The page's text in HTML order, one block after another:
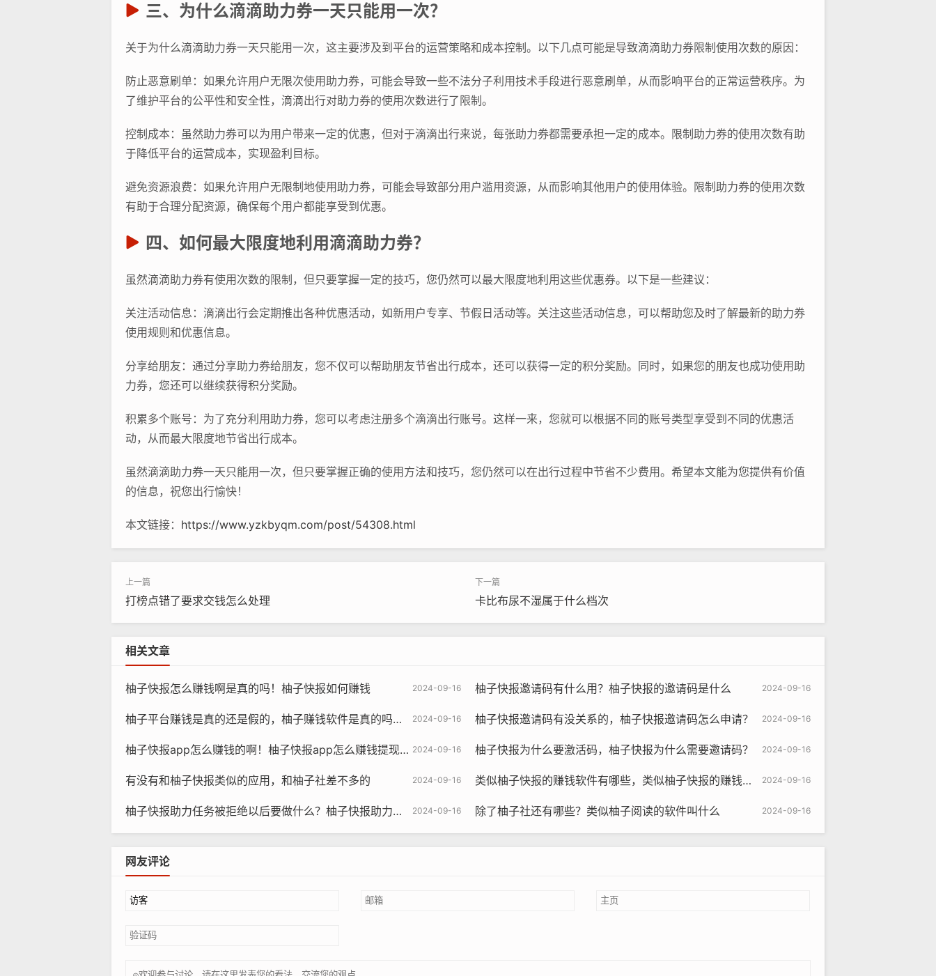
三、为什么滴滴助力券一天只能用一次？
关于为什么滴滴助力券一天只能用一次，这主要涉及到平台的运营策略和成本控制。以下几点可能是导致滴滴助力券限制使用次数的原因：
防止恶意刷单：如果允许用户无限次使用助力券，可能会导致一些不法分子利用技术手段进行恶意刷单，从而影响平台的正常运营秩序。为
了维护平台的公平性和安全性，滴滴出行对助力券的使用次数进行了限制。
控制成本：虽然助力券可以为用户带来一定的优惠，但对于滴滴出行来说，每张助力券都需要承担一定的成本。限制助力券的使用次数有助
于降低平台的运营成本，实现盈利目标。
避免资源浪费：如果允许用户无限制地使用助力券，可能会导致部分用户滥用资源，从而影响其他用户的使用体验。限制助力券的使用次数
有助于合理分配资源，确保每个用户都能享受到优惠。
四、如何最大限度地利用滴滴助力券？
虽然滴滴助力券有使用次数的限制，但只要掌握一定的技巧，您仍然可以最大限度地利用这些优惠券。以下是一些建议：
关注活动信息：滴滴出行会定期推出各种优惠活动，如新用户专享、节假日活动等。关注这些活动信息，可以帮助您及时了解最新的助力券
使用规则和优惠信息。
分享给朋友：通过分享助力券给朋友，您不仅可以帮助朋友节省出行成本，还可以获得一定的积分奖励。同时，如果您的朋友也成功使用助
力券，您还可以继续获得积分奖励。
积累多个账号：为了充分利用助力券，您可以考虑注册多个滴滴出行账号。这样一来，您就可以根据不同的账号类型享受到不同的优惠活
动，从而最大限度地节省出行成本。
虽然滴滴助力券一天只能用一次，但只要掌握正确的使用方法和技巧，您仍然可以在出行过程中节省不少费用。希望本文能为您提供有价值
的信息，祝您出行愉快！
本文链接： https://www.yzkbyqm.com/post/54308.html
打榜点错了要求交钱怎么处理 卡比布尿不湿属于什么档次
相关文章
2024-09-16
柚子快报怎么赚钱啊是真的吗！柚子快报如何赚钱 2024-09-16
柚子快报邀请码有什么用？柚子快报的邀请码是什么
2024-09-16
柚子平台赚钱是真的还是假的，柚子赚钱软件是真的吗还是假的？ 2024-09-16
柚子快报邀请码有没关系的，柚子快报邀请码怎么申请？
2024-09-16
柚子快报app怎么赚钱的啊！柚子快报app怎么赚钱提现到微信 2024-09-16
柚子快报为什么要激活码，柚子快报为什么需要邀请码？
2024-09-16
有没有和柚子快报类似的应用，和柚子社差不多的 2024-09-16
类似柚子快报的赚钱软件有哪些，类似柚子快报的赚钱软件是真的吗
2024-09-16
柚子快报助力任务被拒绝以后要做什么？柚子快报助力的昵称是什么 2024-09-16
除了柚子社还有哪些？类似柚子阅读的软件叫什么
网友评论